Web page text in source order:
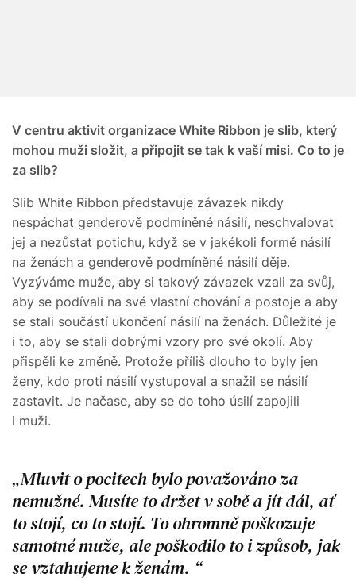
V centru aktivit organizace White Ribbon je slib, který
mohou muži složit, a připojit se tak k vaší misi. Co to je
za slib?
Slib White Ribbon představuje závazek nikdy
nespáchat genderově podmíněné násilí, neschvalovat
jej a nezůstat potichu, když se v jakékoli formě násilí
na ženách a genderově podmíněné násilí děje.
Vyzýváme muže, aby si takový závazek vzali za svůj,
aby se podívali na své vlastní chování a postoje a aby
se stali součástí ukončení násilí na ženách. Důležité je
i to, aby se stali dobrými vzory pro své okolí. Aby
přispěli ke změně. Protože příliš dlouho to byly jen
ženy, kdo proti násilí vystupoval a snažil se násilí
zastavit. Je načase, aby se do toho úsilí zapojili
i muži.
Mluvit o pocitech bylo považováno za
nemužné. Musíte to držet v sobě a jít dál, ať
to stojí, co to stojí. To ohromně poškozuje
samotné muže, ale poškodilo to i způsob, jak
se vztahujeme k ženám.